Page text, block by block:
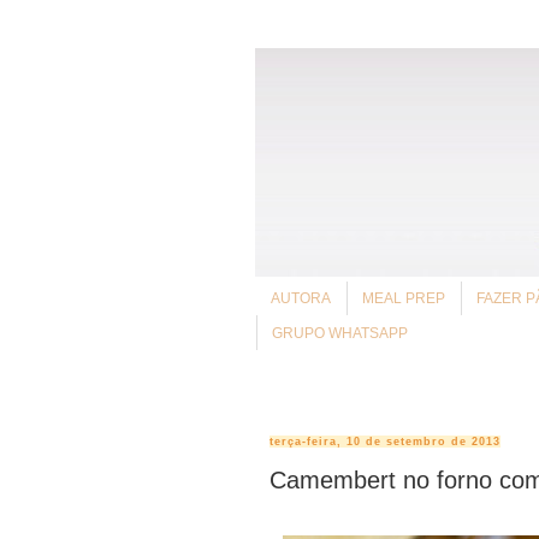
AUTORA MEAL PREP FAZER
GRUPO WHATSAPP
terça-feira, 10 de setembro de 2013
Camembert no forno